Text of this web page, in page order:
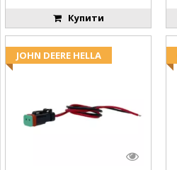
Купити
JOHN DEERE HELLA